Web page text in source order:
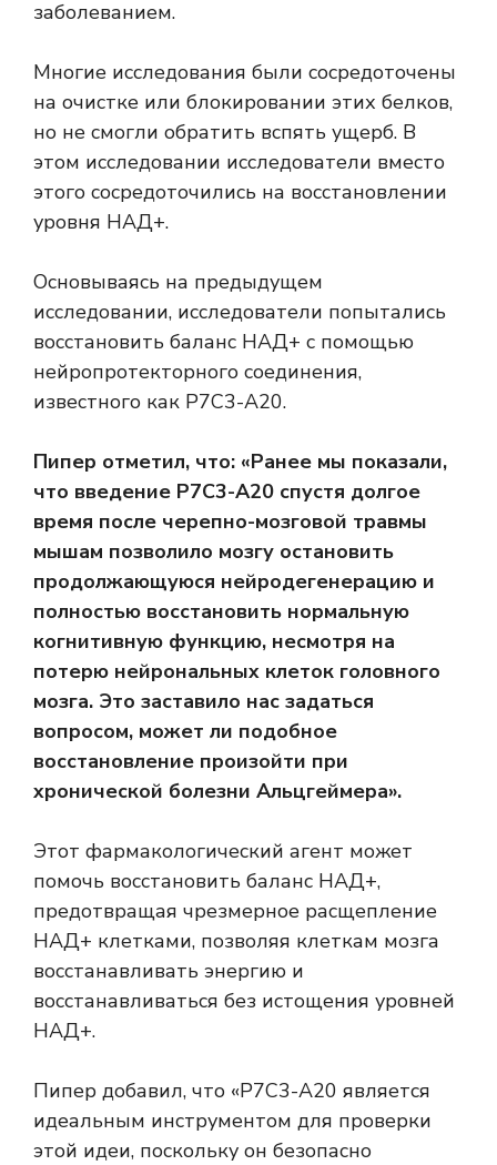
заболеванием.
Многие исследования были сосредоточены
на очистке или блокировании этих белков,
но не смогли обратить вспять ущерб. В
этом исследовании исследователи вместо
этого сосредоточились на восстановлении
уровня НАД+.
Основываясь на предыдущем
исследовании, исследователи попытались
восстановить баланс НАД+ с помощью
нейропротекторного соединения,
известного как P7C3-A20.
Пипер отметил, что: «Ранее мы показали,
что введение P7C3-A20 спустя долгое
время после черепно-мозговой травмы
мышам позволило мозгу остановить
продолжающуюся нейродегенерацию и
полностью восстановить нормальную
когнитивную функцию, несмотря на
потерю нейрональных клеток головного
мозга. Это заставило нас задаться
вопросом, может ли подобное
восстановление произойти при
хронической болезни Альцгеймера».
Этот фармакологический агент может
помочь восстановить баланс НАД+,
предотвращая чрезмерное расщепление
НАД+ клетками, позволяя клеткам мозга
восстанавливать энергию и
восстанавливаться без истощения уровней
НАД+.
Пипер добавил, что «P7C3-A20 является
идеальным инструментом для проверки
этой идеи, поскольку он безопасно